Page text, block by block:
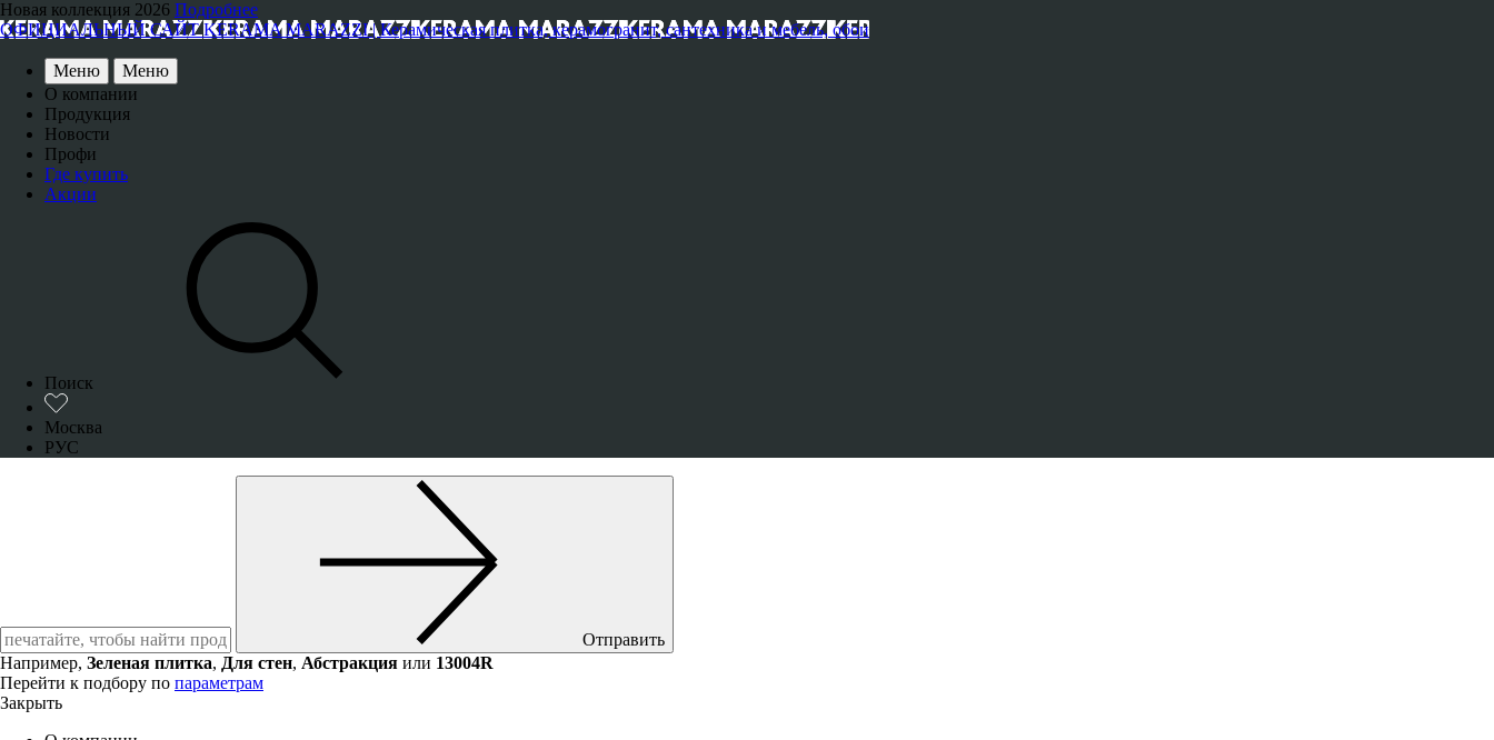
Новая коллекция 2026 Подробнее
ОФИЦИАЛЬНЫЙ САЙТ KERAMA MARAZZI | Керамическая плитка, керамогранит, сантехника и мебель, обои
Меню
Меню
О компании
Продукция
Новости
Профи
Где купить
Акции
Поиск
Москва
РУС
Отправить
Например, Зеленая плитка, Для стен, Абстракция или 13004R
Перейти к подбору по параметрам
Закрыть